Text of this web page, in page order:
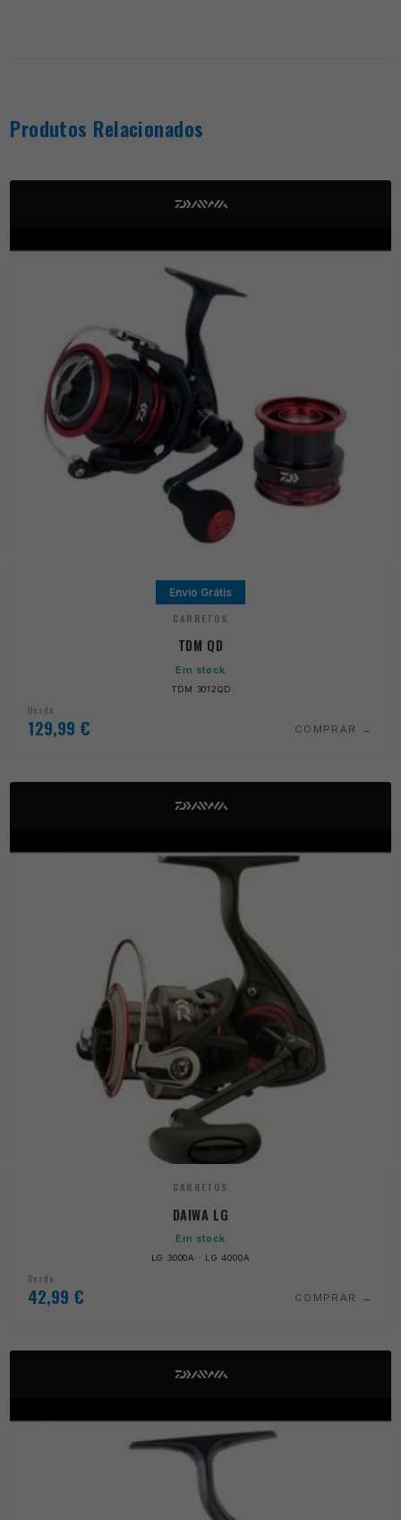
Produtos Relacionados
Envio Grátis
CARRETOS
TDM QD
Em stock
TDM 3012QD
Desde
129,99 € COMPRAR
CARRETOS
DAIWA LG
Em stock
LG 3000A · LG 4000A
Desde
42,99 € COMPRAR